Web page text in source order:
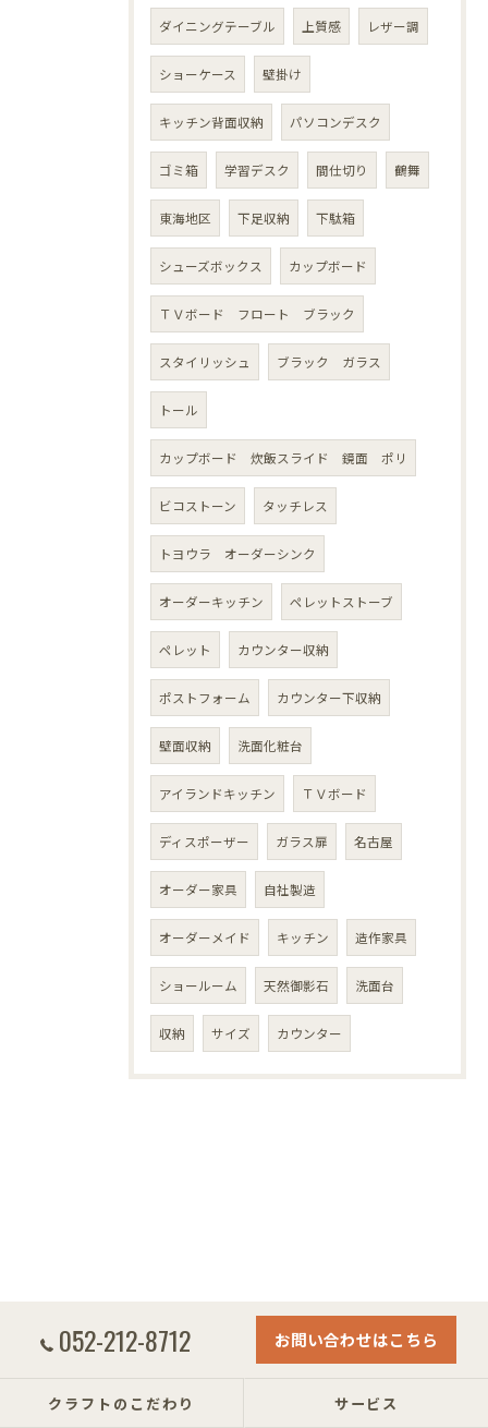
ダイニングテーブル 上質感 レザー調
ショーケース 壁掛け
キッチン背面収納 パソコンデスク
ゴミ箱 学習デスク 間仕切り 鶴舞
東海地区 下足収納 下駄箱
シューズボックス カップボード
ＴＶボード フロート ブラック
スタイリッシュ ブラック ガラス
トール
カップボード 炊飯スライド 鏡面 ポリ
ビコストーン タッチレス
トヨウラ オーダーシンク
オーダーキッチン ペレットストーブ
ペレット カウンター収納
ポストフォーム カウンター下収納
壁面収納 洗面化粧台
アイランドキッチン ＴＶボード
ディスポーザー ガラス扉 名古屋
オーダー家具 自社製造
オーダーメイド キッチン 造作家具
ショールーム 天然御影石 洗面台
収納 サイズ カウンター
052-212-8712 お問い合わせはこちら
クラフトのこだわり サービス